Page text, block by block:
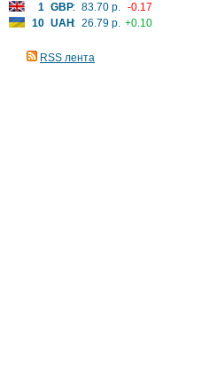
1 GBP: 83.70 р. -0.17
10 UAH: 26.79 р. +0.10
RSS лента